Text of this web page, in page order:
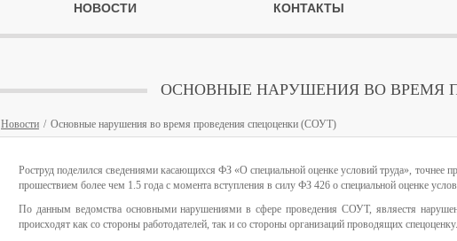
НОВОСТИ КОНТАКТЫ
ОСНОВНЫЕ НАРУШЕНИЯ ВО ВРЕМЯ
Новости Основные нарушения во время проведения спецоценки (СОУТ)
Роструд поделился сведениями касающихся ФЗ «О специальной оценке условий труда», точнее
прошествием более чем 1.5 года с момента вступления в силу ФЗ 426 о специальной оценке
По данным ведомства основными нарушениями в сфере проведения СОУТ, являестя
происходят как со стороны работодателей, так и со стороны организаций проводящих спецоценку.